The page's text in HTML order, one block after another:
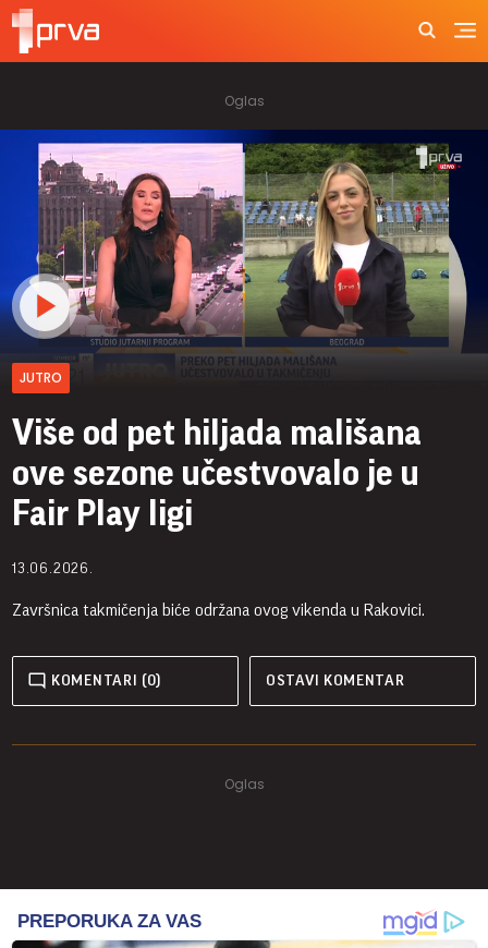
JUTRO
Više od pet hiljada mališana
ove sezone učestvovalo je u
Fair Play ligi
13.06.2026.
Završnica takmičenja biće održana ovog vikenda u Rakovici.
KOMENTARI (0) OSTAVI KOMENTAR